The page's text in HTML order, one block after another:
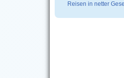
Reisen in netter